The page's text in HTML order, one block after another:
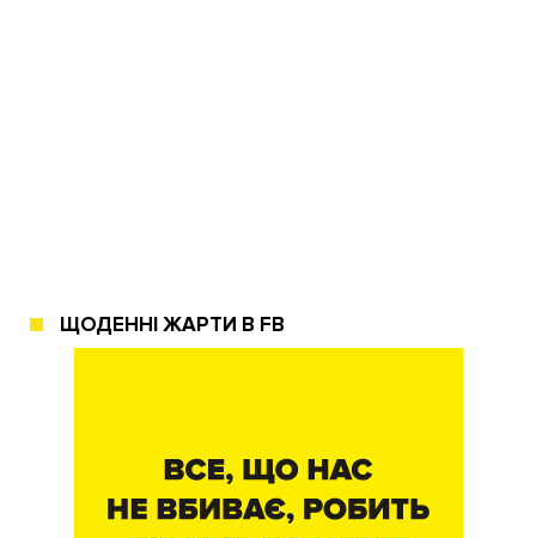
ЩОДЕННІ ЖАРТИ В FB